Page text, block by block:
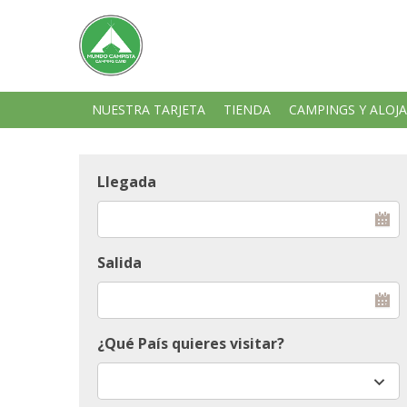
NUESTRA TARJETA TIENDA CAMPINGS Y
¿Qué País quieres visitar?
Llegada
Salida